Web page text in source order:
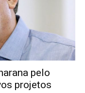
pelo
projetos